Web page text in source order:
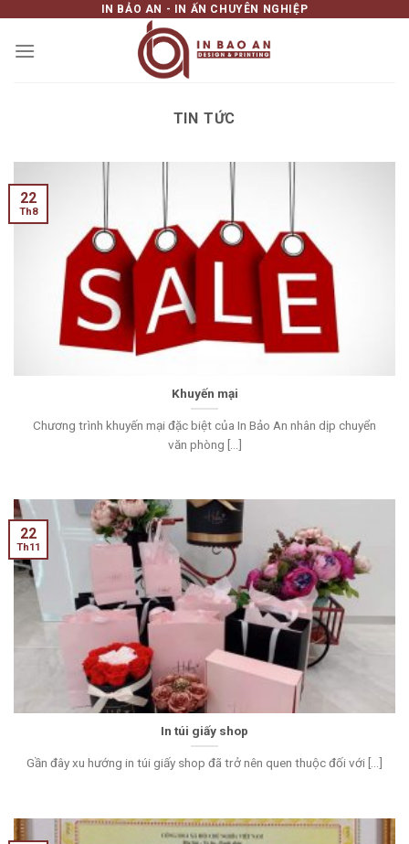
content
IN BẢO AN - IN ẤN CHUYÊN NGHIỆP
TIN TỨC
Khuyến mại
Chương trình khuyến mại đặc biệt của In Bảo An nhân dịp chuyển
văn phòng [...]
22
Th8
In túi giấy shop
Gần đây xu hướng in túi giấy shop đã trở nên quen thuộc đối với [...]
22
Th11